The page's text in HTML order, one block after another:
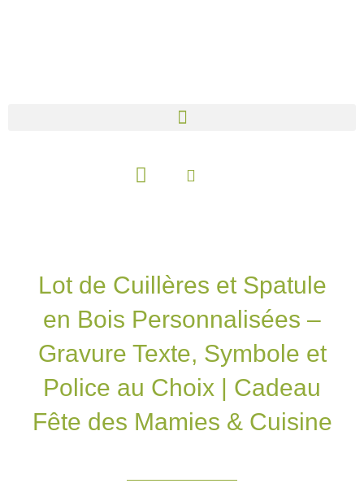
Panier
Lot de Cuillères et Spatule
en Bois Personnalisées –
Gravure Texte, Symbole et
Police au Choix | Cadeau
Fête des Mamies & Cuisine